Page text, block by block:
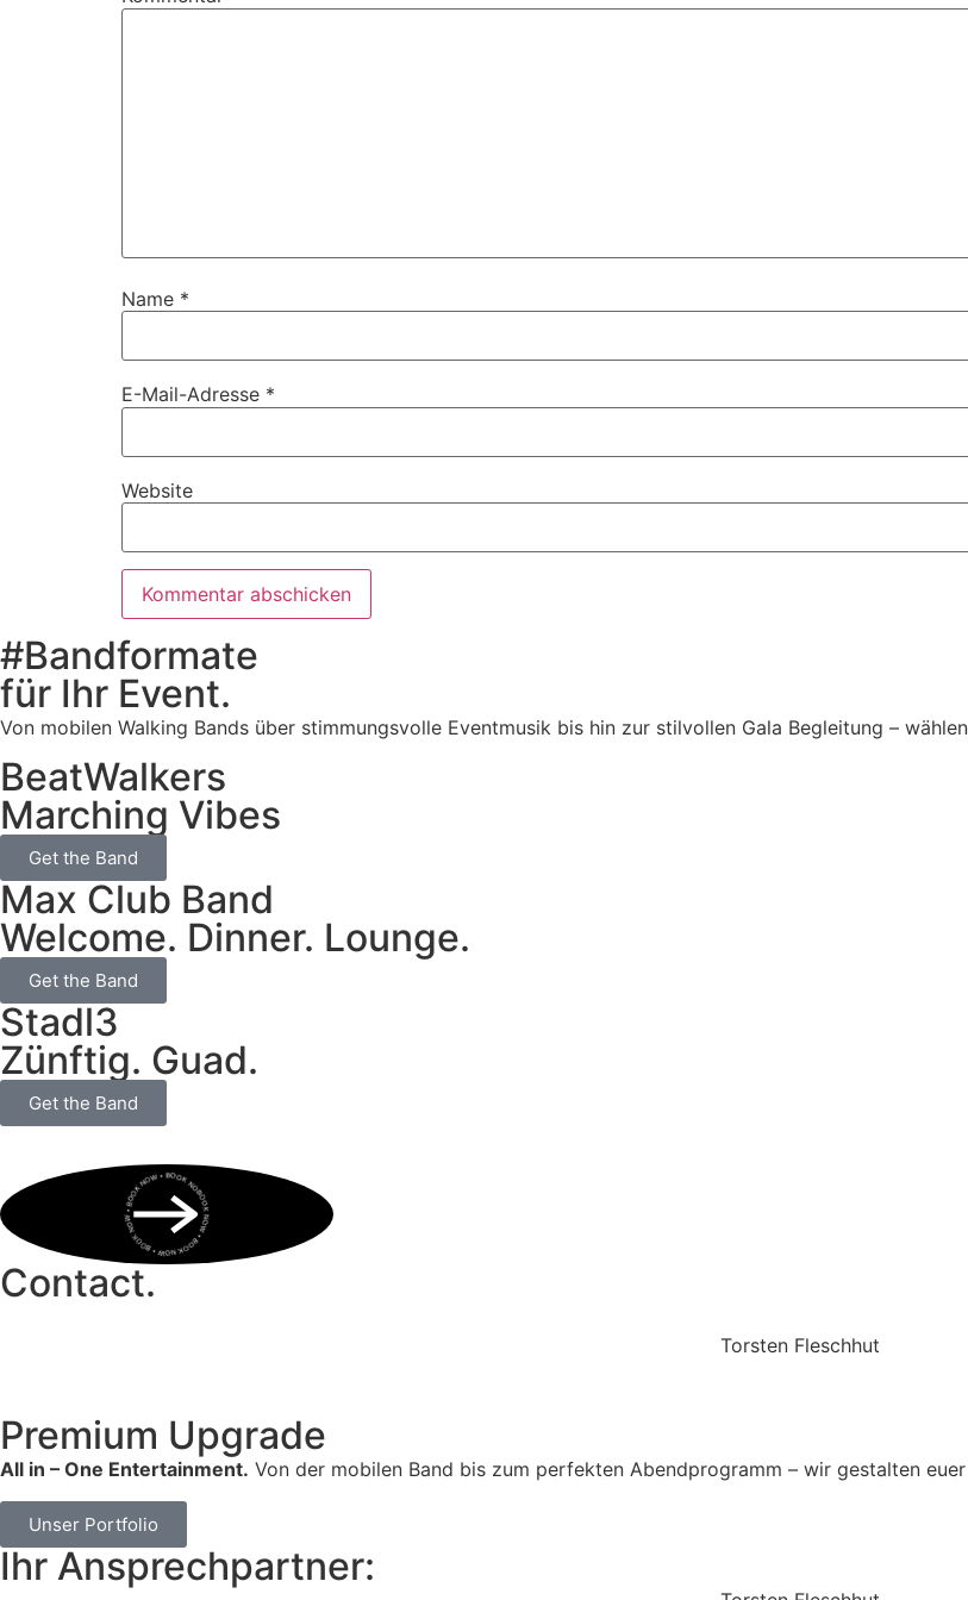
Name *
E-Mail-Adresse *
Website
#Bandformate
für Ihr Event.
Von mobilen Walking Bands über stimmungsvolle Eventmusik bis hin zur stilvollen Gala Begleitung –
BeatWalkers
Marching Vibes
Get the Band
Max Club Band
Welcome. Dinner. Lounge.
Get the Band
Stadl3
Zünftig. Guad.
Get the Band
BOOK NOW • BOOK NOW • BOOK NOW • BOOK NOW • BOOK NOW •
Contact.
Torsten Fleschhut
Premium Upgrade
All in – One Entertainment. Von der mobilen Band bis zum perfekten Abendprogramm – wir gestalten
Unser Portfolio
Ihr Ansprechpartner: